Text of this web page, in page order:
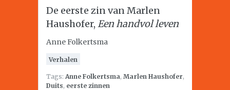
De eerste zin van Marlen
Haushofer, Een handvol leven
Anne Folkertsma
Verhalen
Tags: Anne Folkertsma, Marlen Haushofer,
Duits, eerste zinnen